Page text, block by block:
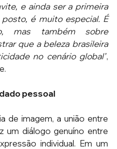
e ainda ser a primeira
é muito especial. É
mas também sobre
que a beleza brasileira
no cenário global”,
pessoal
de imagem, a união entre
um diálogo genuíno entre
individual. Em um